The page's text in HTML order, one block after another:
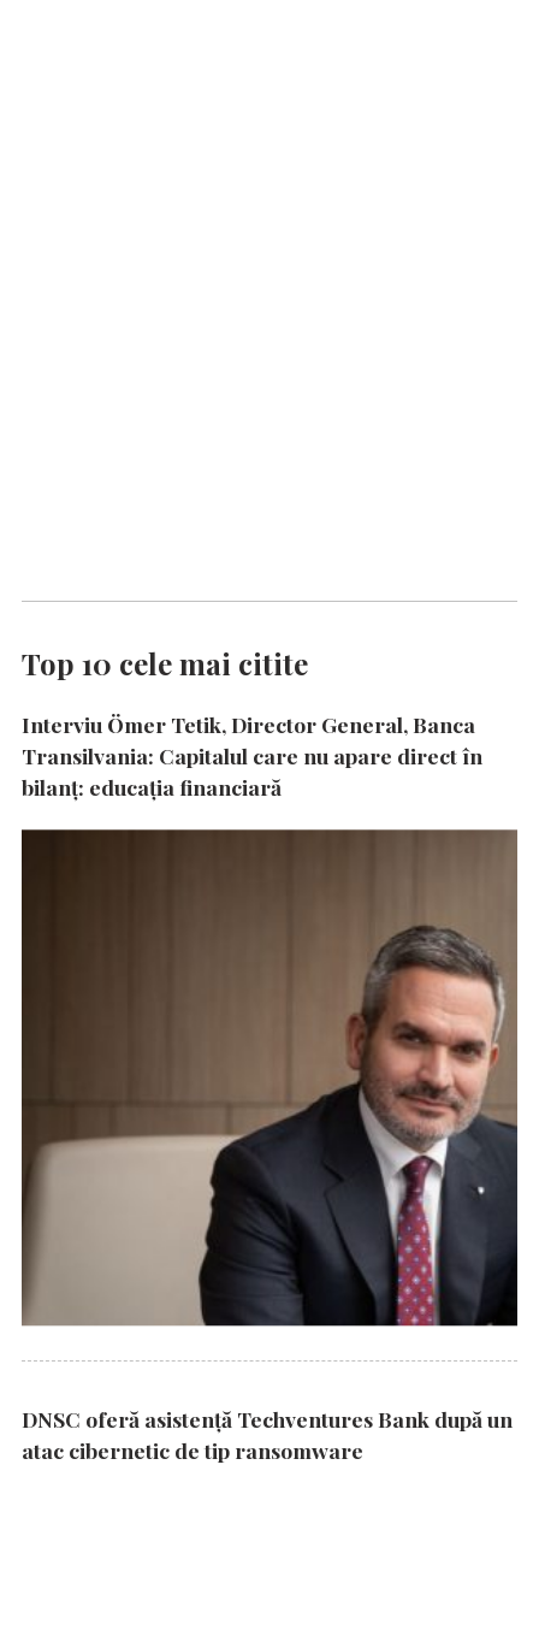
Top 10 cele mai citite
Interviu Ömer Tetik, Director General, Banca
Transilvania: Capitalul care nu apare direct în
bilanț: educația financiară
DNSC oferă asistență Techventures Bank după un
atac cibernetic de tip ransomware